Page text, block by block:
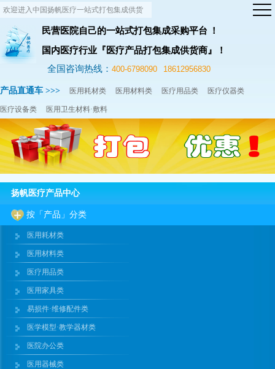
欢迎进入中国扬帆医疗一站式打包集成供货
网站！
全国咨询热线： 400-6798090 18612956830
民营医院自己的一站式打包集成采购平台 ！
国内医疗行业『医疗产品打包集成供货商』！
产品直通车 >>> 医用耗材类 医用材料类 医疗用品类 医疗仪器类
医疗设备类 医用卫生材料·敷料
扬帆医疗产品中心
按「产品」分类
医用耗材类
医用材料类
医疗用品类
医用家具类
易损件·维修配件类
医学模型·教学器材类
医院办公类
医用器械类